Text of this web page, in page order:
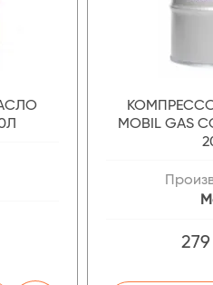
MOBIL GAS